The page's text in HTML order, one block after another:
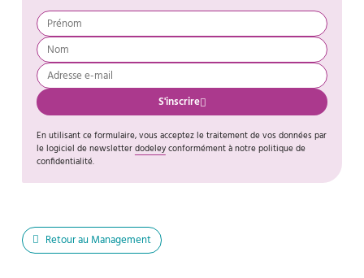
S'inscrire
En utilisant ce formulaire, vous acceptez le traitement de vos données par
le logiciel de newsletterdodeleyconformément à notre politique de
confidentialité.
Retour au Management